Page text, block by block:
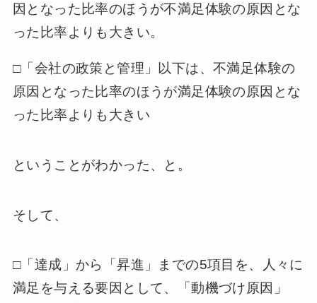
因となった比率のほうが不満足体験の原因とな
った比率よりも大きい。
□「会社の政策と管理」以下は、不満足体験の
原因となった比率のほうが満足体験の原因とな
った比率よりも大きい
ということがわかった、と。
そして、
□「達成」から「昇進」までの5項目を、人々に
満足を与える要因として、「動機づけ原因」